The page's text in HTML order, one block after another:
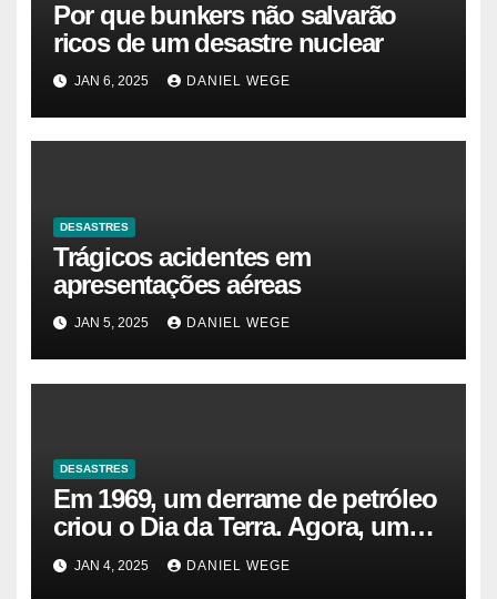
Por que bunkers não salvarão
ricos de um desastre nuclear
JAN 6, 2025 DANIEL WEGE
DESASTRES
Trágicos acidentes em
apresentações aéreas
JAN 5, 2025 DANIEL WEGE
DESASTRES
Em 1969, um derrame de petróleo
criou o Dia da Terra. Agora, um
gasoduto pode reabrir |
Sustentabilidade
JAN 4, 2025 DANIEL WEGE